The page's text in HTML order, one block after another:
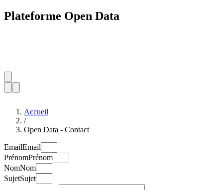
Plateforme Open Data
Accueil
/
Open Data - Contact
EmailEmail
PrénomPrénom
NomNom
SujetSujet